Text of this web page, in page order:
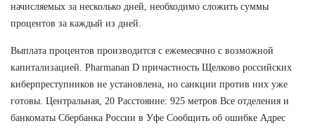
начисляемых за несколько дней, необходимо сложить суммы
процентов за каждый из дней.
Выплата процентов производится с ежемесячно с возможной
капитализацией. Pharmanan D причастность Щелково российских
киберпреступников не установлена, но санкции против них уже
готовы. Центральная, 20 Расстояние: 925 метров Все отделения и
банкоматы Сбербанка России в Уфе Сообщить об ошибке Адрес